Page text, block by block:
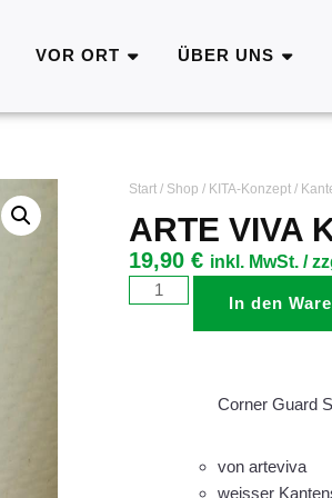
VOR ORT ÜBER UNS
Start/ Shop / KITA-Konzept/
ARTE VIVA
19,90 € inkl. MwSt. /
In den
Corner Guard
von arteviva
weisser